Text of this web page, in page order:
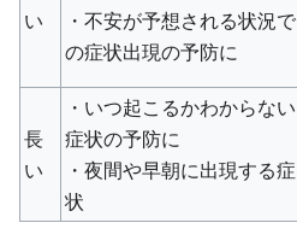
い
・不安が予想される状況で
の症状出現の予防に
長
い
・いつ起こるかわからない
症状の予防に
・夜間や早朝に出現する症
状